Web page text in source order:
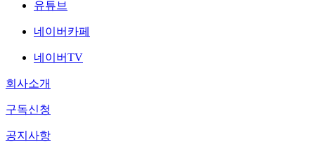
유튜브
네이버카페
네이버TV
회사소개
구독신청
공지사항